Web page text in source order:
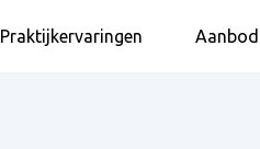
Praktijkervaringen Aanbod